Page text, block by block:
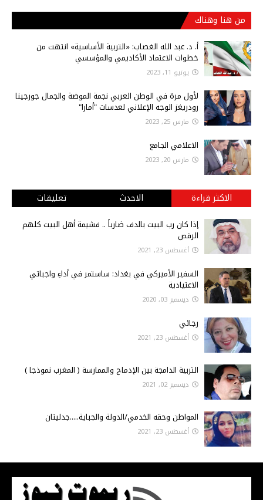
من هنا وهناك
أ‌. د. عبد الله الغصاب: «التربية الأساسية» انتهت من
خطوات الاعتماد الأكاديمي والمؤسسي
يونيو 11, 2023
لأول مرة في الوطن العربي نجمة الموضة والجمال جورجينا
رودريغز الوجه الإعلاني لعدسات "أمارا"
مارس 25, 2023
الاعلامي الجامع
مارس 20, 2023
الاكثر قراءة الاحدث تعليقات
إذا كان رب البيت بالدف ضارباً .. فشيمة أهل البيت كلهم
الرقص
أغسطس 23, 2021
السفير الأميركي في بغداد: ساستمر في أداءِ واجباتي
الاعتيادية
ديسمبر 03, 2020
رجائي
أغسطس 23, 2021
التربية الدامجة بين الإدماج والممارسة ( المغرب نموذجا )
ديسمبر 02, 2021
المواطن وحقه الخدمي/الدولة والجباية.....جدليتان
أغسطس 23, 2021